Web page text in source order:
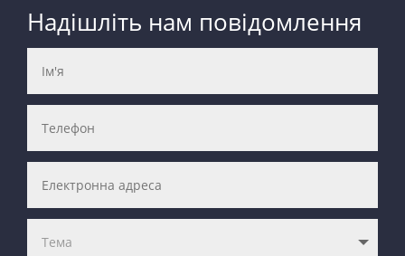
Надішліть нам повідомлення